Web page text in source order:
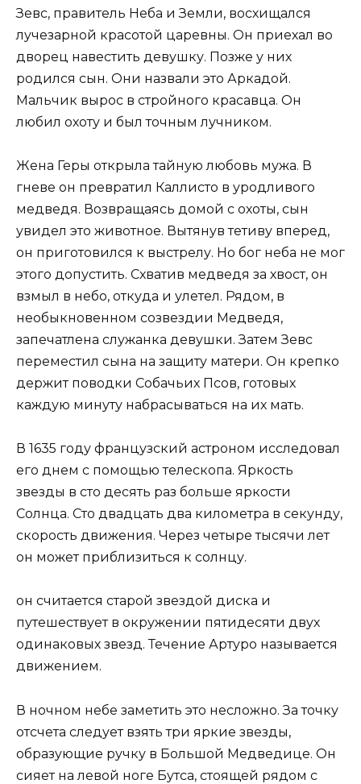
Зевс, правитель Неба и Земли, восхищался
лучезарной красотой царевны. Он приехал во
дворец навестить девушку. Позже у них
родился сын. Они назвали это Аркадой.
Мальчик вырос в стройного красавца. Он
любил охоту и был точным лучником.
Жена Геры открыла тайную любовь мужа. В
гневе он превратил Каллисто в уродливого
медведя. Возвращаясь домой с охоты, сын
увидел это животное. Вытянув тетиву вперед,
он приготовился к выстрелу. Но бог неба не мог
этого допустить. Схватив медведя за хвост, он
взмыл в небо, откуда и улетел. Рядом, в
необыкновенном созвездии Медведя,
запечатлена служанка девушки. Затем Зевс
переместил сына на защиту матери. Он крепко
держит поводки Собачьих Псов, готовых
каждую минуту набрасываться на их мать.
В 1635 году французский астроном исследовал
его днем ​​с помощью телескопа. Яркость
звезды в сто десять раз больше яркости
Солнца. Сто двадцать два километра в секунду,
скорость движения. Через четыре тысячи лет
он может приблизиться к солнцу.
он считается старой звездой диска и
путешествует в окружении пятидесяти двух
одинаковых звезд. Течение Артуро называется
движением.
В ночном небе заметить это несложно. За точку
отсчета следует взять три яркие звезды,
образующие ручку в Большой Медведице. Он
сияет на левой ноге Бутса, стоящей рядом с